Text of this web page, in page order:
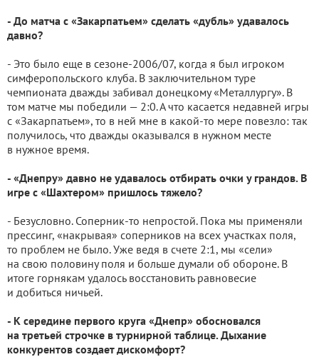
- До матча с «Закарпатьем» сделать «дубль» удавалось
давно?
- Это было еще в сезоне-2006/07, когда я был игроком
симферопольского клуба. В заключительном туре
чемпионата дважды забивал донецкому «Металлургу». В
том матче мы победили — 2:0. А что касается недавней игры
с «Закарпатьем», то в ней мне в какой-то мере повезло: так
получилось, что дважды оказывался в нужном месте
в нужное время.
- «Днепру» давно не удавалось отбирать очки у грандов. В
игре с «Шахтером» пришлось тяжело?
- Безусловно. Соперник-то непростой. Пока мы применяли
прессинг, «накрывая» соперников на всех участках поля,
то проблем не было. Уже ведя в счете 2:1, мы «сели»
на свою половину поля и больше думали об обороне. В
итоге горнякам удалось восстановить равновесие
и добиться ничьей.
- К середине первого круга «Днепр» обосновался
на третьей строчке в турнирной таблице. Дыхание
конкурентов создает дискомфорт?